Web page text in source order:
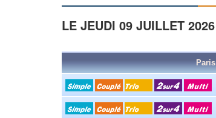
LE JEUDI 09 JUILLET 2026
Paris